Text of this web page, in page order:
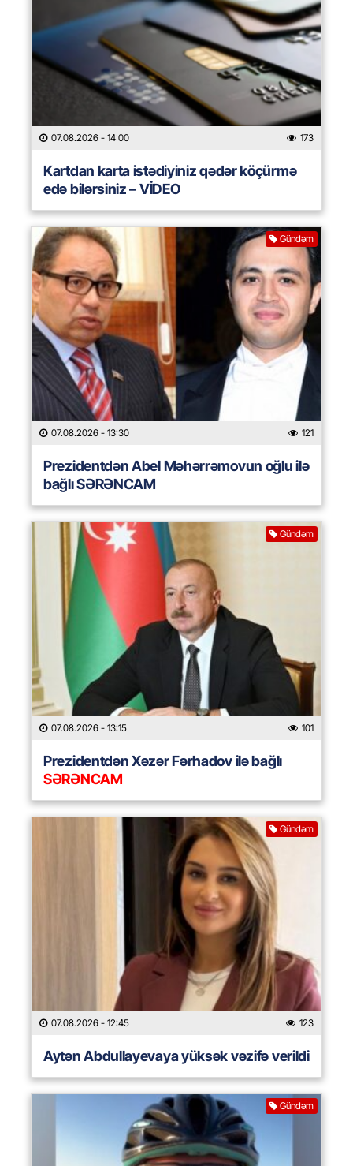
07.08.2026 - 14:00 173
Kartdan karta istədiyiniz qədər köçürmə
edə bilərsiniz – VİDEO
Gündəm
07.08.2026 - 13:30 121
Prezidentdən Abel Məhərrəmovun oğlu ilə
bağlı SƏRƏNCAM
Gündəm
07.08.2026 - 13:15 101
Prezidentdən Xəzər Fərhadov ilə bağlı
SƏRƏNCAM
Gündəm
07.08.2026 - 12:45 123
Aytən Abdullayevaya yüksək vəzifə verildi
Gündəm